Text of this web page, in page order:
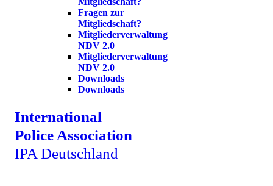
Fragen zur
Mitgliedschaft?
Mitgliederverwaltung
NDV 2.0
Mitgliederverwaltung
NDV 2.0
Downloads
Downloads
International
Police Association
IPA Deutschland